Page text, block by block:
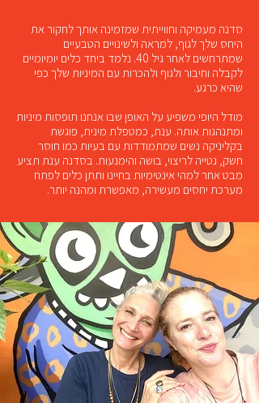
סדנה מעמיקה וחווייתית שמזמינה אותך לחקור את
היחס שלך לגוף, למראה ולשינויים הטבעיים
שמתרחשים לאחר גיל 40. נלמד ביחד כלים יומיומיים
לקבלה וחיבור ולגוף ולהכרות עם המיניות שלך כפי
שהיא כרגע.
מודל היופי משפיע על האופן שבו אנחנו תופסות מיניות
ומתנהגות אותה. ענת, כמטפלת מינית, פוגשת
בקליניקה נשים שמתמודדות עם בעיות כמו חוסר
חשק, נטייה לריצוי, בושה והימנעות. בסדנה ענת תציע
מבט אחר למהי אינטימיות בחיינו ותתן כלים לפתח
מערכת יחסים מעשירה, מאפשרת ומהנה יותר.